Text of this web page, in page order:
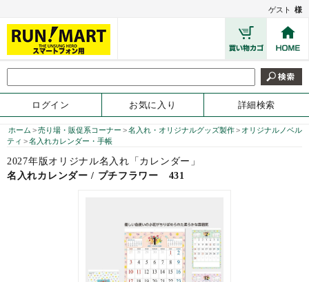
ゲスト 様
ログイン お気に入り 詳細検索
ホーム >売り場・販促系コーナー >名入れ・オリジナルグッズ製作> オリジナルノベル
ティ >名入れカレンダー・手帳
2027年版オリジナル名入れ「カレンダー」
名入れカレンダー / プチフラワー 431